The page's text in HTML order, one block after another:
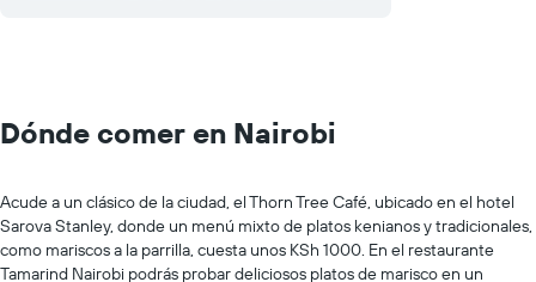
Dónde comer en Nairobi
Acude a un clásico de la ciudad, el Thorn Tree Café, ubicado en el hotel
Sarova Stanley, donde un menú mixto de platos kenianos y tradicionales,
como mariscos a la parrilla, cuesta unos KSh 1000. En el restaurante
Tamarind Nairobi podrás probar deliciosos platos de marisco en un